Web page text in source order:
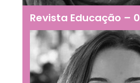
Revista Educação –